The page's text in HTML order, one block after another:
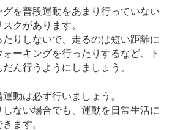
を普段運動をあまり行っていない
クがあります。
りしないで、走るのは短い距離に
ォーキングを行ったりするなど、ト
ん行うようにしましょう。
動は必ず行いましょう。
ない場合でも、運動を日常生活に
ます。